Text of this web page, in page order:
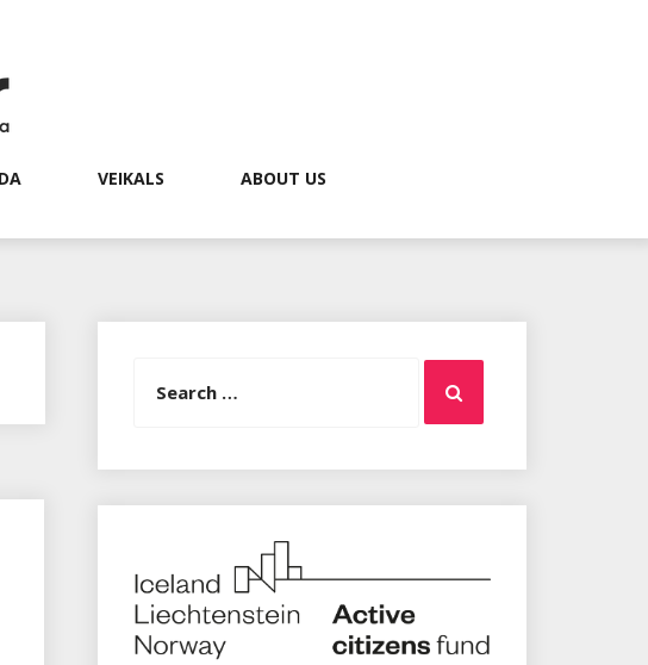
VEIKALS ABOUT US
for:
Search